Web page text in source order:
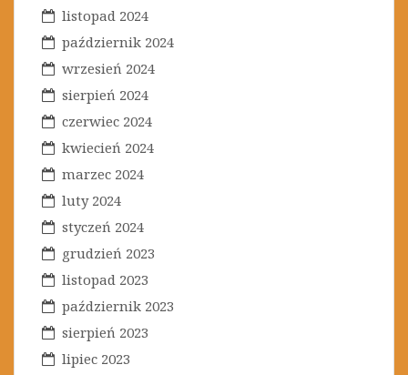
listopad 2024
październik 2024
wrzesień 2024
sierpień 2024
czerwiec 2024
kwiecień 2024
marzec 2024
luty 2024
styczeń 2024
grudzień 2023
listopad 2023
październik 2023
sierpień 2023
lipiec 2023